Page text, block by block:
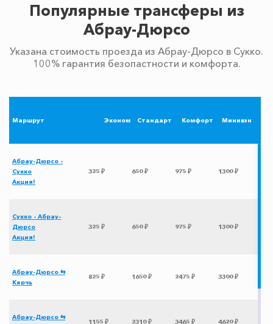
Популярные трансферы из
Абрау-Дюрсо
Указана стоимость проезда из Абрау-Дюрсо в Сукко.
100% гарантия безопастности и комфорта.
Маршрут Эконом Стандарт Комфорт Минивэн
Абрау-Дюрсо -
Сукко
Акция!
325 ₽ 650 ₽ 975 ₽ 1300 ₽
Сукко - Абрау-
Дюрсо
Акция!
325 ₽ 650 ₽ 975 ₽ 1300 ₽
Абрау-Дюрсо ⇆
Керчь
825 ₽ 1650 ₽ 2475 ₽ 3300 ₽
Абрау-Дюрсо ⇆
1155 ₽ 2310 ₽ 3465 ₽ 4620 ₽